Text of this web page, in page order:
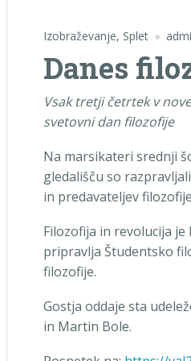
Izobraževanje, Splet
Danes
Vsak tretji četrtek v
svetovni dan filozofije
Na marsikateri srednji
gledališču so
in predavateljev
Filozofija in revolucija
pripravlja Študentsko
filozofije.
Gostja oddaje sta
in Martin Bole.